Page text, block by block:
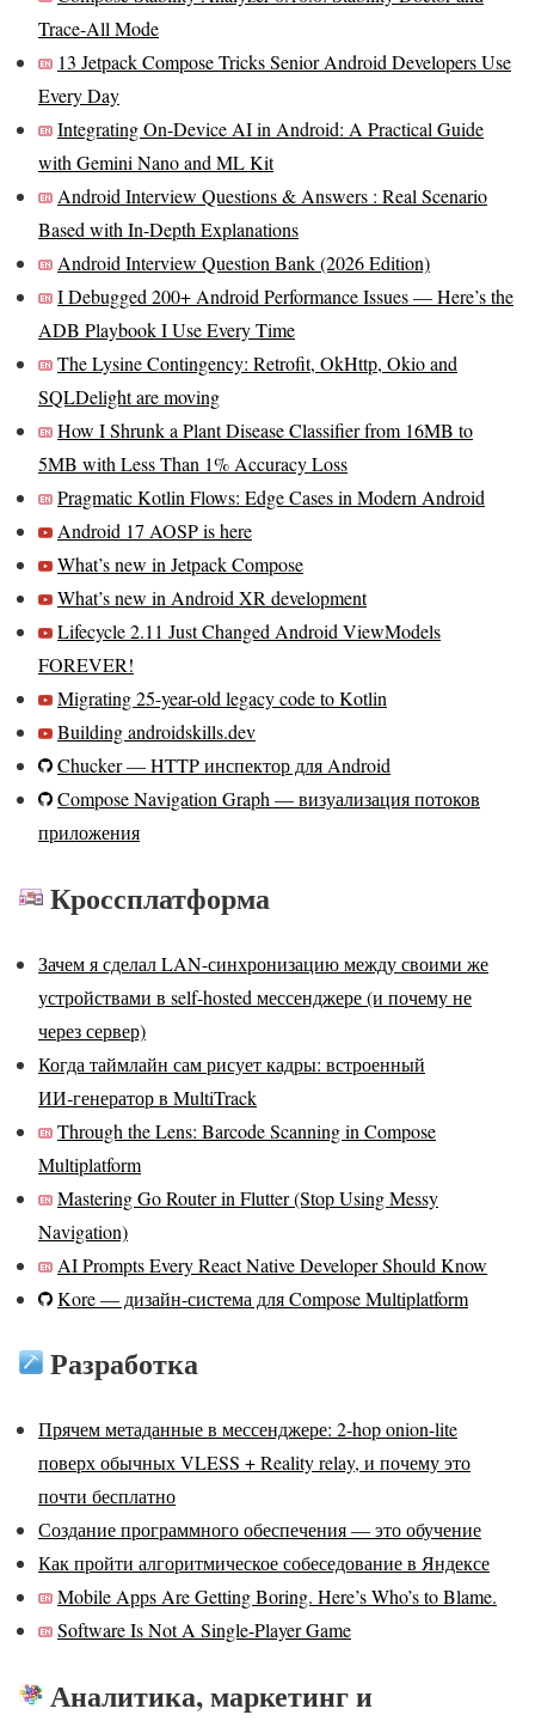
Trace-All Mode
13 Jetpack Compose Tricks Senior Android Developers Use
Every Day
Integrating On-Device AI in Android: A Practical Guide
with Gemini Nano and ML Kit
Android Interview Questions & Answers : Real Scenario
Based with In-Depth Explanations
Android Interview Question Bank (2026 Edition)
I Debugged 200+ Android Performance Issues — Here’s the
ADB Playbook I Use Every Time
The Lysine Contingency: Retrofit, OkHttp, Okio and
SQLDelight are moving
How I Shrunk a Plant Disease Classifier from 16MB to
5MB with Less Than 1% Accuracy Loss
Pragmatic Kotlin Flows: Edge Cases in Modern Android
Android 17 AOSP is here
What’s new in Jetpack Compose
What’s new in Android XR development
Lifecycle 2.11 Just Changed Android ViewModels
FOREVER!
Migrating 25-year-old legacy code to Kotlin
Building androidskills.dev
Chucker — HTTP инспектор для Android
Compose Navigation Graph — визуализация потоков
приложения
Кроссплатформа
Зачем я сделал LAN-синхронизацию между своими же
устройствами в self-hosted мессенджере (и почему не
через сервер)
Когда таймлайн сам рисует кадры: встроенный
ИИ‑генератор в MultiTrack
Through the Lens: Barcode Scanning in Compose
Multiplatform
Mastering Go Router in Flutter (Stop Using Messy
Navigation)
AI Prompts Every React Native Developer Should Know
Kore — дизайн-система для Compose Multiplatform
Разработка
Прячем метаданные в мессенджере: 2-hop onion-lite
поверх обычных VLESS + Reality relay, и почему это
почти бесплатно
Создание программного обеспечения — это обучение
Как пройти алгоритмическое собеседование в Яндексе
Mobile Apps Are Getting Boring. Here’s Who’s to Blame.
Software Is Not A Single-Player Game
Аналитика, маркетинг и